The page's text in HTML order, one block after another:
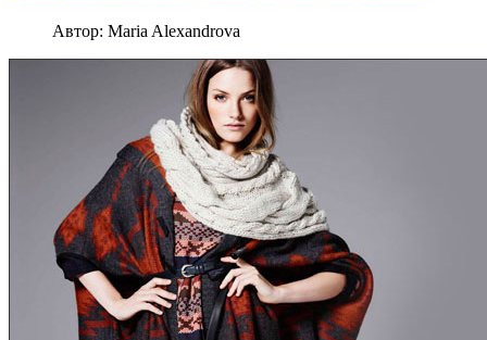
Автор: Maria Alexandrova